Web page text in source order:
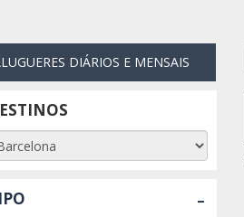
DIÁRIOS E MENSAIS
-